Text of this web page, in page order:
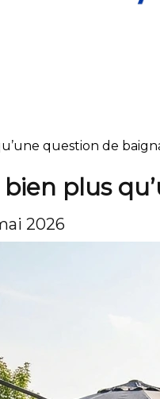
question de
bien plus
2026